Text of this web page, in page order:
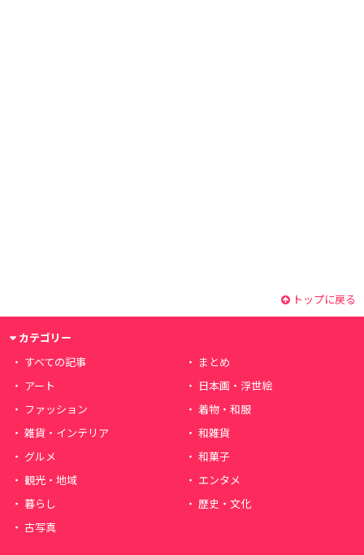
トップに戻る
カテゴリー
すべての記事
まとめ
アート
日本画・浮世絵
ファッション
着物・和服
雑貨・インテリア
和雑貨
グルメ
和菓子
観光・地域
エンタメ
暮らし
歴史・文化
古写真